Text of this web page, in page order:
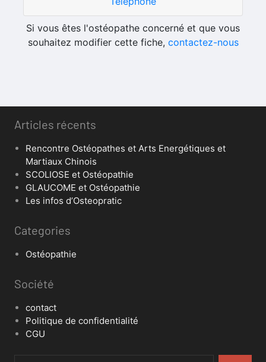
Si vous êtes l'ostéopathe concerné et que vous
souhaitez modifier cette fiche, contactez-nous
Articles récents
Rencontre Ostéopathes et Arts Energétiques et
Martiaux Chinois
SCOLIOSE et Ostéopathie
GLAUCOME et Ostéopathie
Les infos d’Osteopratic
Categories
Ostéopathie
Société
contact
Politique de confidentialité
CGU